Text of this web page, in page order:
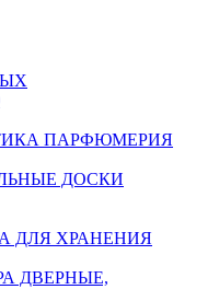
ПАРФЮМЕРИЯ
ДОСКИ
ДЛЯ ХРАНЕНИЯ
ДВЕРНЫЕ,